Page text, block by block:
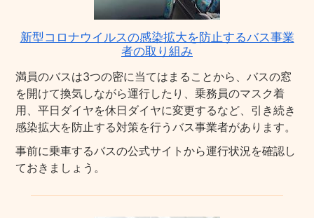
新型コロナウイルスの感染拡大を防止するバス事業
者の取り組み
満員のバスは3つの密に当てはまることから、バスの窓
を開けて換気しながら運行したり、乗務員のマスク着
用、平日ダイヤを休日ダイヤに変更するなど、引き続き
感染拡大を防止する対策を行うバス事業者があります。
事前に乗車するバスの公式サイトから運行状況を確認し
ておきましょう。